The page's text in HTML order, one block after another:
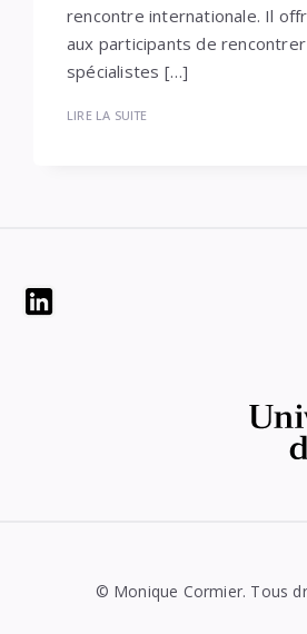
rencontre internationale. Il
aux participants de
spécialistes […]
LIRE LA SUITE
Widgets
© Monique Cormier. Tous